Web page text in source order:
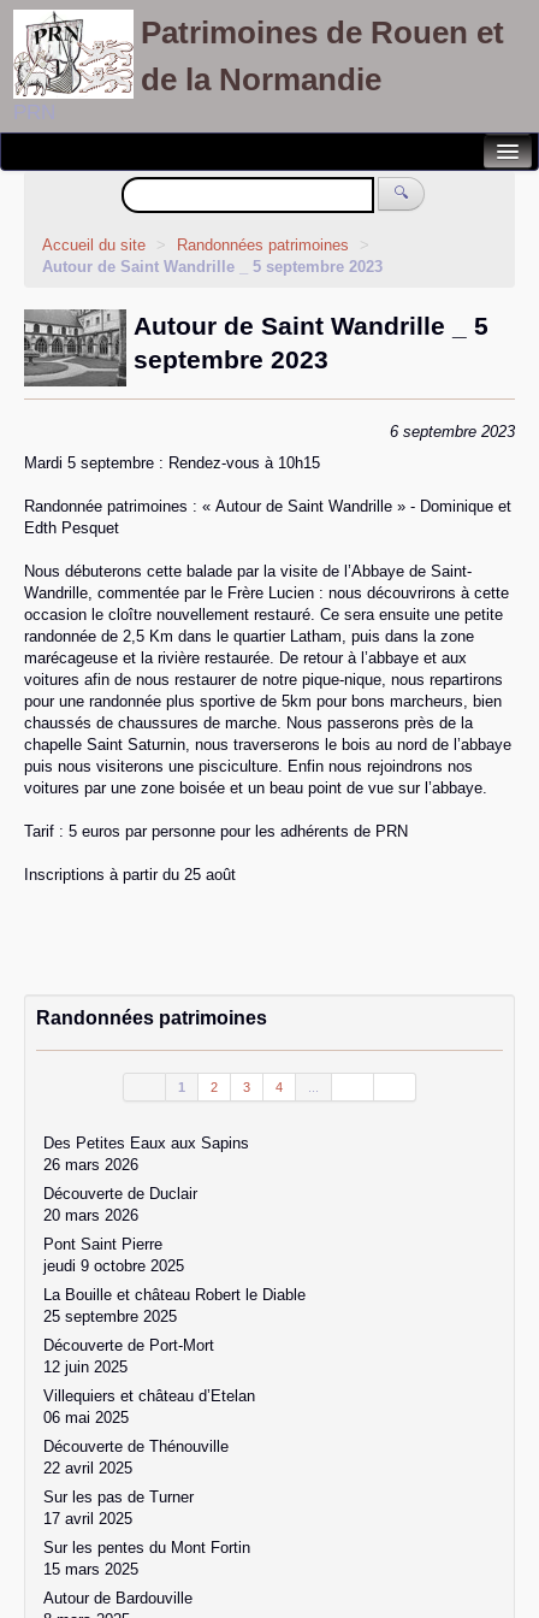
Patrimoines de Rouen et
de la Normandie
PRN
Notre association
Randonnées patrimoines
Balades culturelles
Rallyes pédestres
🔍
Accueil du site > Randonnées patrimoines
>
Autour de Saint Wandrille _ 5 septembre 2023
Autour de Saint Wandrille _ 5
septembre 2023
6 septembre 2023
Mardi 5 septembre : Rendez-vous à 10h15
Randonnée patrimoines : « Autour de Saint Wandrille » - Dominique et
Edth Pesquet
Nous débuterons cette balade par la visite de l’Abbaye de Saint-
Wandrille, commentée par le Frère Lucien : nous découvrirons à cette
occasion le cloître nouvellement restauré. Ce sera ensuite une petite
randonnée de 2,5 Km dans le quartier Latham, puis dans la zone
marécageuse et la rivière restaurée. De retour à l’abbaye et aux
voitures afin de nous restaurer de notre pique-nique, nous repartirons
pour une randonnée plus sportive de 5km pour bons marcheurs, bien
chaussés de chaussures de marche. Nous passerons près de la
chapelle Saint Saturnin, nous traverserons le bois au nord de l’abbaye
puis nous visiterons une pisciculture. Enfin nous rejoindrons nos
voitures par une zone boisée et un beau point de vue sur l’abbaye.
Tarif : 5 euros par personne pour les adhérents de PRN
Inscriptions à partir du 25 août
Randonnées patrimoines
1 2 3 4
Des Petites Eaux aux Sapins
26 mars 2026
Découverte de Duclair
20 mars 2026
Pont Saint Pierre
jeudi 9 octobre 2025
La Bouille et château Robert le Diable
25 septembre 2025
Découverte de Port-Mort
12 juin 2025
Villequiers et château d’Etelan
06 mai 2025
Découverte de Thénouville
22 avril 2025
Sur les pas de Turner
17 avril 2025
Sur les pentes du Mont Fortin
15 mars 2025
Autour de Bardouville